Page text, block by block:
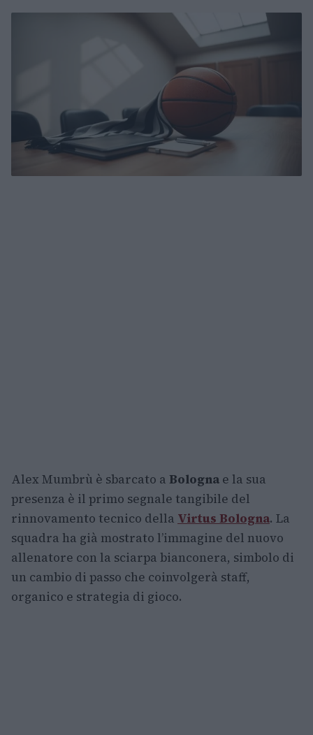
Alex Mumbrù è sbarcato a Bologna e la sua
presenza è il primo segnale tangibile del
rinnovamento tecnico della Virtus Bologna. La
squadra ha già mostrato l’immagine del nuovo
allenatore con la sciarpa bianconera, simbolo di
un cambio di passo che coinvolgerà staff,
organico e strategia di gioco.